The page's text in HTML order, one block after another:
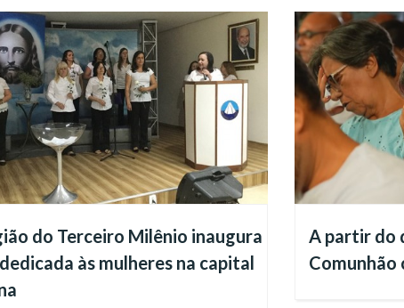
do Terceiro Milênio inaugura
às mulheres na capital
A partir do
Comunhão